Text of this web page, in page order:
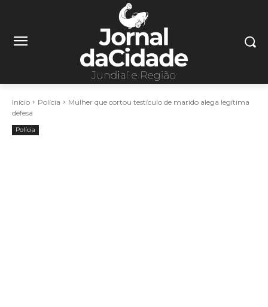
Início Polícia
Mulher que cortou testículo de marido alega legítima
defesa
Polícia